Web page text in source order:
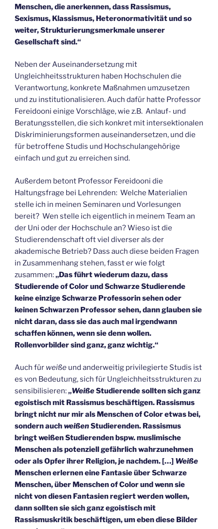
Menschen, die anerkennen, dass Rassismus,
Sexismus, Klassismus, Heteronormativität und so
weiter, Strukturierungsmerkmale unserer
Gesellschaft sind.“
Neben der Auseinandersetzung mit
Ungleichheitsstrukturen haben Hochschulen die
Verantwortung, konkrete Maßnahmen umzusetzen
und zu institutionalisieren. Auch dafür hatte Professor
Fereidooni einige Vorschläge, wie z.B. Anlauf- und
Beratungsstellen, die sich konkret mit intersektionalen
Diskriminierungsformen auseinandersetzen, und die
für betroffene Studis und Hochschulangehörige
einfach und gut zu erreichen sind.
Außerdem betont Professor Fereidooni die
Haltungsfrage bei Lehrenden: Welche Materialien
stelle ich in meinen Seminaren und Vorlesungen
bereit? Wen stelle ich eigentlich in meinem Team an
der Uni oder der Hochschule an? Wieso ist die
Studierendenschaft oft viel diverser als der
akademische Betrieb? Dass auch diese beiden Fragen
in Zusammenhang stehen, fasst er wie folgt
zusammen:„Das führt wiederum dazu, dass
Studierende of Color und Schwarze Studierende
keine einzige Schwarze Professorin sehen oder
keinen Schwarzen Professor sehen, dann glauben sie
nicht daran, dass sie das auch mal irgendwann
schaffen können, wenn sie denn wollen.
Rollenvorbilder sind ganz, ganz wichtig.“
Auch für weiße und anderweitig privilegierte Studis ist
es von Bedeutung, sich für Ungleichheitsstrukturen zu
sensibilisieren:„WeißeStudierende sollten sich ganz
egoistisch mit Rassismus beschäftigen. Rassismus
bringt nicht nur mir als Menschen of Color etwas bei,
sondern auchweißenStudierenden. Rassismus
bringt weißen Studierenden bspw. muslimische
Menschen als potenziell gefährlich wahrzunehmen
oder als Opfer ihrer Religion, je nachdem. […] Weiße
Menschen erlernen eine Fantasie über Schwarze
Menschen, über Menschen of Color und wenn sie
nicht von diesen Fantasien regiert werden wollen,
dann sollten sie sich ganz egoistisch mit
Rassismuskritik beschäftigen, um eben diese Bilder